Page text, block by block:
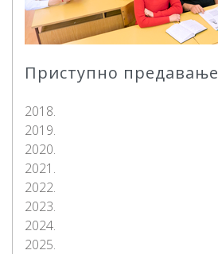
Приступно предавање
2018.
2019.
2020.
2021.
2022.
2023.
2024.
2025.